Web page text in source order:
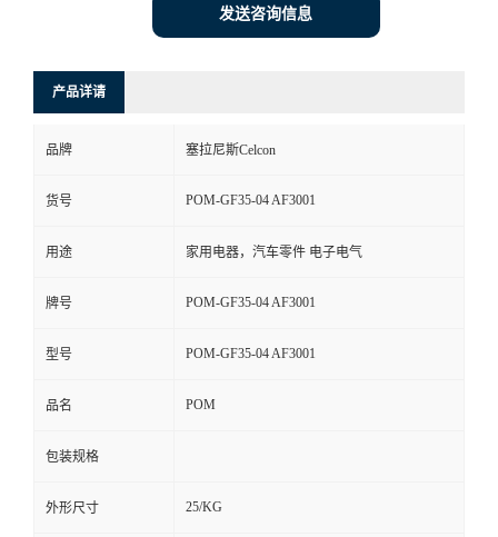
发送咨询信息
产品详请
品牌 塞拉尼斯Celcon
货号 POM-GF35-04 AF3001
用途 家用电器，汽车零件 电子电气
牌号 POM-GF35-04 AF3001
型号 POM-GF35-04 AF3001
品名 POM
包装规格
外形尺寸 25/KG